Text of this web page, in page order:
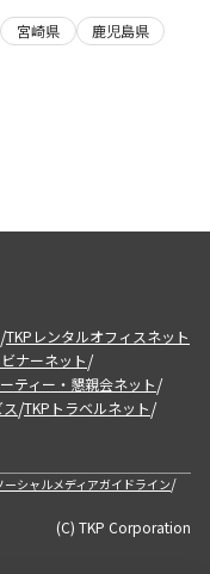
宮崎県
鹿児島県
/TKPレンタルオフィスネット
ナーネット/
ティー・懇親会ネット/
/TKPトラベルネット/
ーシャルメディアガイドライン/
(C) TKP Corporation